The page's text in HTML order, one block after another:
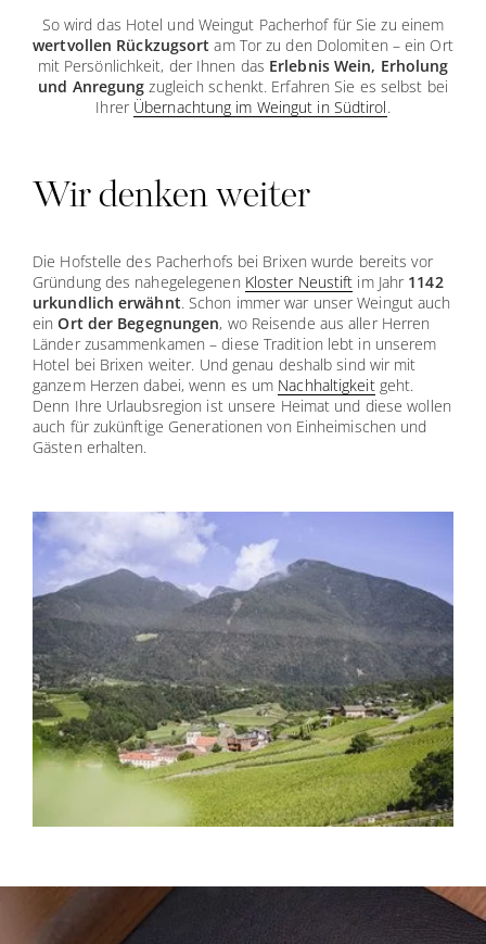
So wird das Hotel und Weingut Pacherhof für Sie zu einem
wertvollen Rückzugsort am Tor zu den Dolomiten – ein Ort
mit Persönlichkeit, der Ihnen das Erlebnis Wein, Erholung
und Anregung zugleich schenkt. Erfahren Sie es selbst bei
Ihrer Übernachtung im Weingut in Südtirol.
Wir denken weiter
Die Hofstelle des Pacherhofs bei Brixen wurde bereits vor
Gründung des nahegelegenen Kloster Neustift im Jahr1142
urkundlich erwähnt. Schon immer war unser Weingut auch
einOrt der Begegnungen, wo Reisende aus aller Herren
Länder zusammenkamen – diese Tradition lebt in unserem
Hotel bei Brixen weiter. Und genau deshalb sind wir mit
ganzem Herzen dabei, wenn es um Nachhaltigkeitgeht.
Denn Ihre Urlaubsregion ist unsere Heimat und diese wollen
auch für zukünftige Generationen von Einheimischen und
Gästen erhalten.